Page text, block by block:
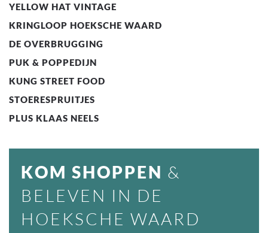
YELLOW HAT VINTAGE
KRINGLOOP HOEKSCHE WAARD
DE OVERBRUGGING
PUK & POPPEDIJN
KUNG STREET FOOD
STOERESPRUITJES
PLUS KLAAS NEELS
KOM SHOPPEN &
BELEVEN IN DE
HOEKSCHE WAARD